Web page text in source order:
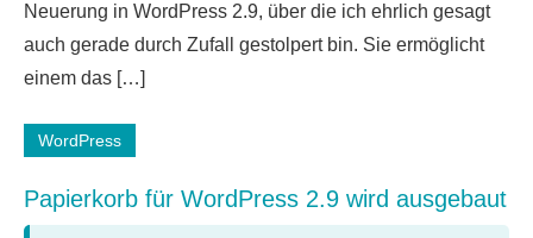
Neuerung in WordPress 2.9, über die ich ehrlich gesagt
auch gerade durch Zufall gestolpert bin. Sie ermöglicht
einem das […]
WordPress
Papierkorb für WordPress 2.9 wird ausgebaut